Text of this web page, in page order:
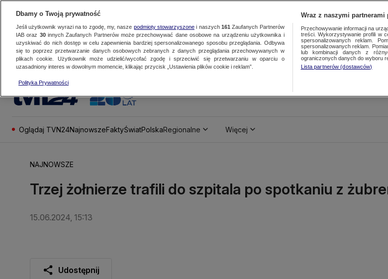
Oglądaj TVN24NajnowszeFaktyŚwiatPolskaRegionalne Więcej
NAJNOWSZE
Trzej żołnierze trafili do szpitala po spotkaniu z
15.06.2024, 15:13
Udostępnij
Dbamy o Twoją prywatność
Jeśli użytkownik wyrazi na to zgodę, my, nasze podmioty stowarzyszonei naszych 161 Zaufanych Partnerów
IAB oraz 30innych Zaufanych Partnerów może przechowywać dane osobowe na urządzeniu użytkownika i
uzyskiwać do nich dostęp w celu zapewnienia bardziej spersonalizowanego sposobu przeglądania. Odbywa
się to poprzez przetwarzanie danych osobowych zebranych z danych przeglądania przechowywanych w
plikach cookie. Użytkownik może udzielić/wycofać zgodę i sprzeciwić się przetwarzaniu w oparciu o
uzasadniony interes w dowolnym momencie, klikając przycisk „Ustawienia plików cookie i reklam”.
Polityka Prywatności
Wraz z naszymi partnerami
Przechowywanie informacji na
treści. Wykorzystywanie profili w
spersonalizowanych reklam.
spersonalizowanych reklam.
lub kombinacji danych z
ograniczonych danych do wyboru
Lista partnerów (dostawców)